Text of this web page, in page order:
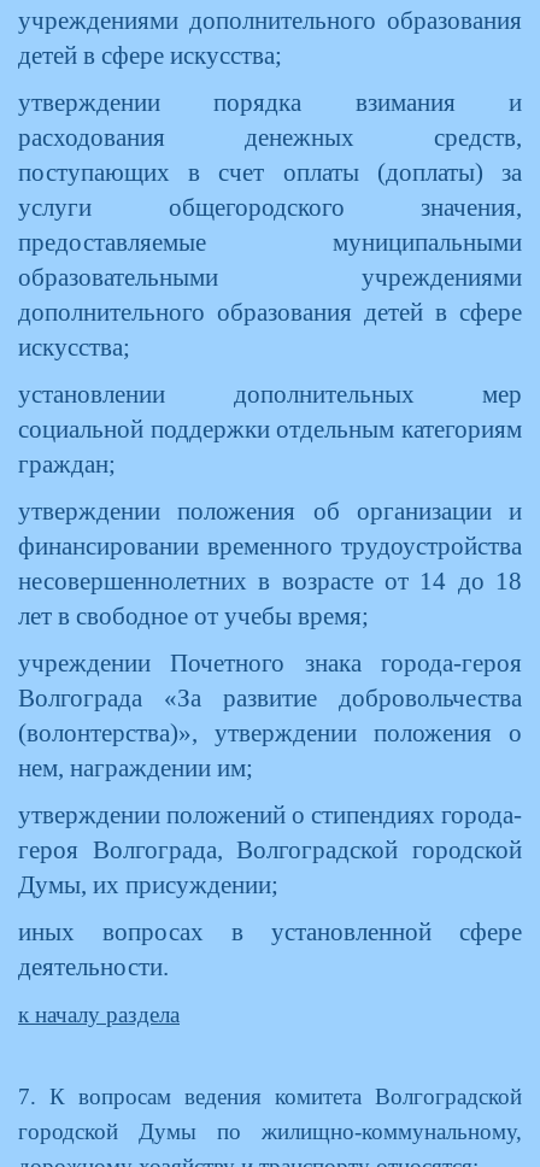
учреждениями дополнительного образования
детей в сфере искусства;
утверждении порядка взимания и
расходования денежных средств,
поступающих в счет оплаты (доплаты) за
услуги общегородского значения,
предоставляемые муниципальными
образовательными учреждениями
дополнительного образования детей в сфере
искусства;
установлении дополнительных мер
социальной поддержки отдельным категориям
граждан;
утверждении положения об организации и
финансировании временного трудоустройства
несовершеннолетних в возрасте от 14 до 18
лет в свободное от учебы время;
учреждении Почетного знака города-героя
Волгограда «За развитие добровольчества
(волонтерства)», утверждении положения о
нем, награждении им;
утверждении положений о стипендиях города-
героя Волгограда, Волгоградской городской
Думы, их присуждении;
иных вопросах в установленной сфере
деятельности.
к началу раздела
7. К вопросам ведения комитета Волгоградской
городской Думы по жилищно-коммунальному,